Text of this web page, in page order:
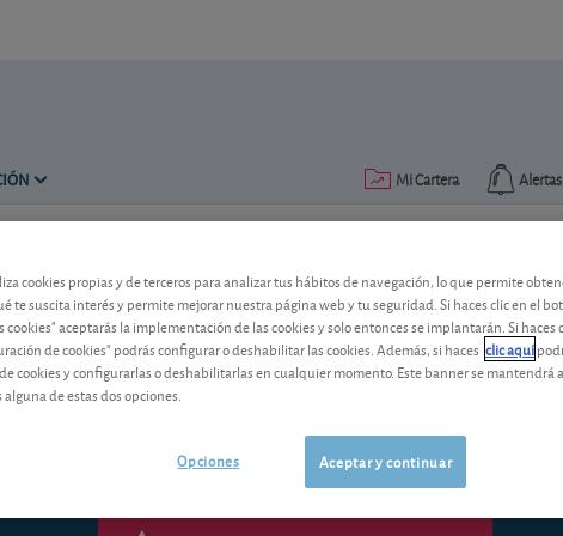
Alertas
Mi Cartera
de lectura: 6 min.
Clima bursátil: mercados
Repaso a la actualidad bursátil de la
cookies propias y de terceros para analizar tus hábitos de navegación, lo que permite
te suscita interés y permite mejorar nuestra página web y tu seguridad. Si haces clic en el
cookies" aceptarás la implementación de las cookies y solo entonces se implantarán. Si haces
de cookies" podrás configurar o deshabilitar las cookies. Además, si haces clic aquí
cookies y configurarlas o deshabilitarlas en cualquier momento. Este banner se mantendrá
de estas dos opciones.
Aceptar y continuar
Opciones